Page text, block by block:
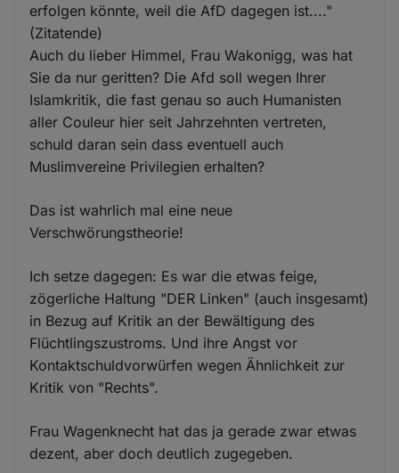
erfolgen könnte, weil die AfD dagegen ist...."
(Zitatende)
Auch du lieber Himmel, Frau Wakonigg, was hat
Sie da nur geritten? Die Afd soll wegen Ihrer
Islamkritik, die fast genau so auch Humanisten
aller Couleur hier seit Jahrzehnten vertreten,
schuld daran sein dass eventuell auch
Muslimvereine Privilegien erhalten?
Das ist wahrlich mal eine neue
Verschwörungstheorie!
Ich setze dagegen: Es war die etwas feige,
zögerliche Haltung "DER Linken" (auch insgesamt)
in Bezug auf Kritik an der Bewältigung des
Flüchtlingszustroms. Und ihre Angst vor
Kontaktschuldvorwürfen wegen Ähnlichkeit zur
Kritik von "Rechts".
Frau Wagenknecht hat das ja gerade zwar etwas
dezent, aber doch deutlich zugegeben.